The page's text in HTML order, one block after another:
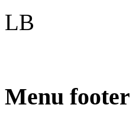
LB
Menu footer